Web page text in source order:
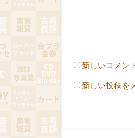
新しいコメン
新しい投稿を